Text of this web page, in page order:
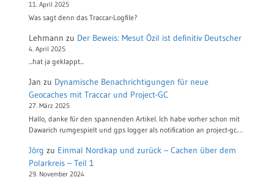
11. April 2025
Was sagt denn das Traccar-Logfile?
Lehmann zu Der Beweis: Mesut Özil ist definitiv Deutscher
4. April 2025
...hat ja geklappt...
Jan zu Dynamische Benachrichtigungen für neue
Geocaches mit Traccar und Project-GC
27. März 2025
Hallo, danke für den spannenden Artikel. Ich habe vorher schon mit
Dawarich rumgespielt und gps logger als notification an project-gc.…
Jörg zu Einmal Nordkap und zurück – Cachen über dem
Polarkreis – Teil 1
29. November 2024